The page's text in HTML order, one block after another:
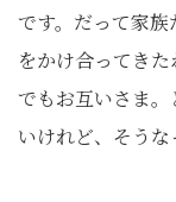
です。だって家
をかけ合ってきた
でもお互いさま
いけれど、そうな